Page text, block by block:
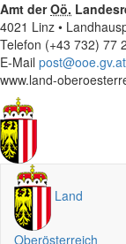
Amt derOö.
4021 Linz •
Telefon (+43 732) 77
E-Mail post@ooe.gv.at
www.land-
Land
Oberösterreich